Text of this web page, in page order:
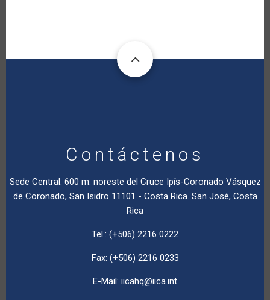
Contáctenos
Sede Central. 600 m. noreste del Cruce Ipís-Coronado Vásquez
de Coronado, San Isidro 11101 - Costa Rica. San José, Costa
Rica
Tel.: (+506) 2216 0222
Fax: (+506) 2216 0233
E-Mail: iicahq@iica.int